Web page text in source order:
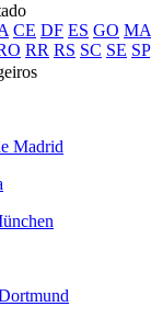
CE DF ES GO MA
RR RS SC SE SP